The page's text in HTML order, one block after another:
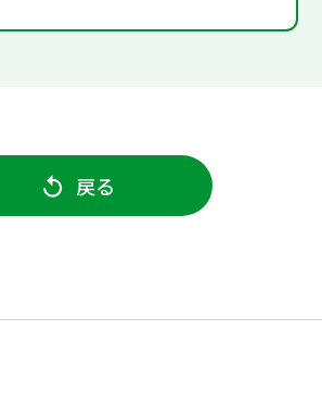
戻る